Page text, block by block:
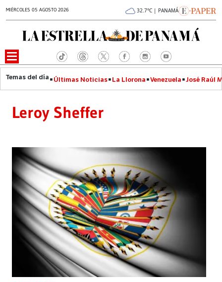
MIÉRCOLES 05 AGOSTO 2026 32.7°C | PANAMÁ
Últimas Noticias La Llorona Venezuela José Raúl
Leroy Sheffer